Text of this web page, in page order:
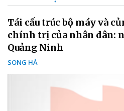
Tái cấu trúc bộ máy và
chính trị của nhân dân:
Quảng Ninh
SONG HÀ